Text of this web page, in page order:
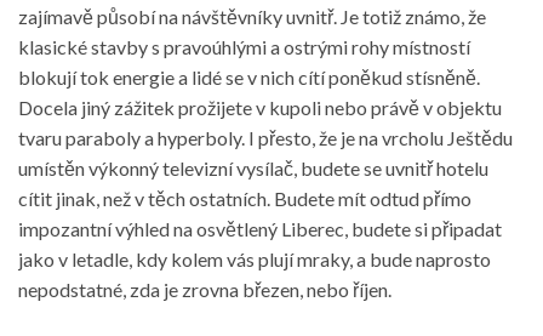
zajímavě působí na návštěvníky uvnitř. Je totiž známo, že
klasické stavby s pravoúhlými a ostrými rohy místností
blokují tok energie a lidé se v nich cítí poněkud stísněně.
Docela jiný zážitek prožijete v kupoli nebo právě v objektu
tvaru paraboly a hyperboly. I přesto, že je na vrcholu Ještědu
umístěn výkonný televizní vysílač, budete se uvnitř hotelu
cítit jinak, než v těch ostatních. Budete mít odtud přímo
impozantní výhled na osvětlený Liberec, budete si připadat
jako v letadle, kdy kolem vás plují mraky, a bude naprosto
nepodstatné, zda je zrovna březen, nebo říjen.